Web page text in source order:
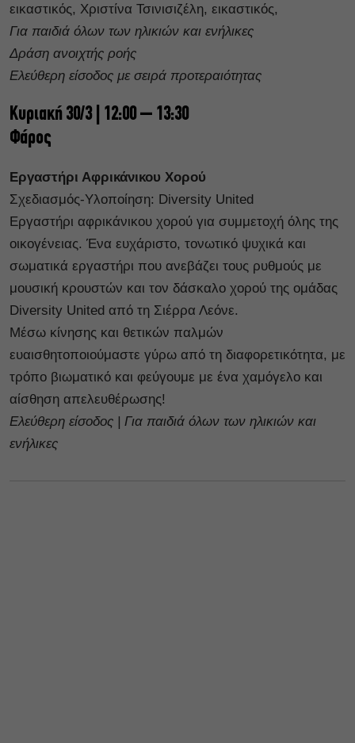
εικαστικός, Χριστίνα Τσινισιζέλη, εικαστικός,
Για παιδιά όλων των ηλικιών και ενήλικες
Δράση ανοιχτής ροής
Ελεύθερη είσοδος με σειρά προτεραιότητας
Κυριακή 30/3 | 12:00 – 13:30
Φάρος
Εργαστήρι Αφρικάνικου Χορού
Σχεδιασμός-Υλοποίηση: Diversity United
Εργαστήρι αφρικάνικου χορού για συμμετοχή όλης της
οικογένειας. Ένα ευχάριστο, τονωτικό ψυχικά και
σωματικά εργαστήρι που ανεβάζει τους ρυθμούς με
μουσική κρουστών και τον δάσκαλο χορού της ομάδας
Diversity United από τη Σιέρρα Λεόνε.
Μέσω κίνησης και θετικών παλμών
ευαισθητοποιούμαστε γύρω από τη διαφορετικότητα, με
τρόπο βιωματικό και φεύγουμε με ένα χαμόγελο και
αίσθηση απελευθέρωσης!
Ελεύθερη είσοδος | Για παιδιά όλων των ηλικιών και
ενήλικες